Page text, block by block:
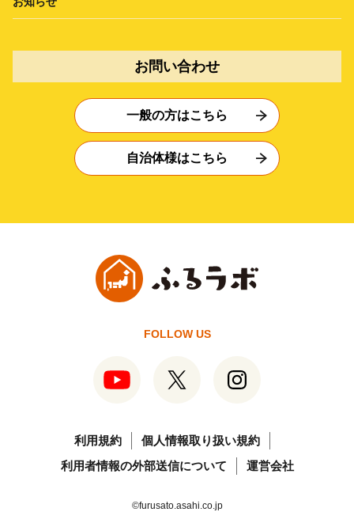
お問い合わせ
一般の方はこちら
自治体様はこちら
FOLLOW US
利用規約
個人情報取り扱い規約
利用者情報の外部送信について
運営会社
©furusato.asahi.co.jp